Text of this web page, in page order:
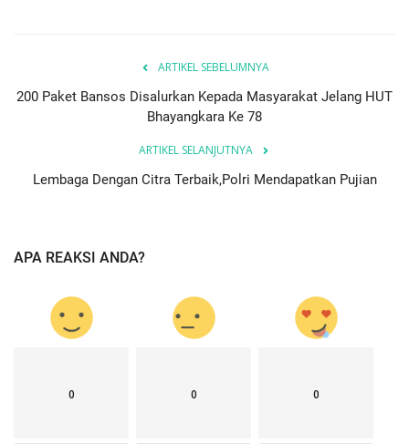
ARTIKEL SEBELUMNYA
200 Paket Bansos Disalurkan Kepada Masyarakat Jelang HUT
Bhayangkara Ke 78
ARTIKEL SELANJUTNYA
Lembaga Dengan Citra Terbaik,Polri Mendapatkan Pujian
APA REAKSI ANDA?
0 0 0